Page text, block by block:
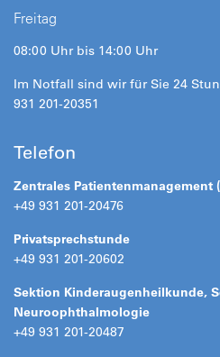
Freitag
08:00 Uhr bis 14:00 Uhr
Im Notfall sind wir für Sie 24
931 201-20351
Telefon
Zentrales Patientenmanagement
+49 931 201-20476
Privatsprechstunde
+49 931 201-20602
Sektion Kinderaugenheilkunde,
Neuroophthalmologie
+49 931 201-20487